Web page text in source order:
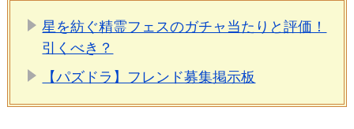
星を紡ぐ精霊フェスのガチャ当たりと評価！
引くべき？
【パズドラ】フレンド募集掲示板